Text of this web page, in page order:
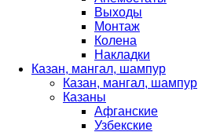
Выходы
Монтаж
Колена
Накладки
Казан, мангал, шампур
Казан, мангал, шампур
Казаны
Афганские
Узбекские